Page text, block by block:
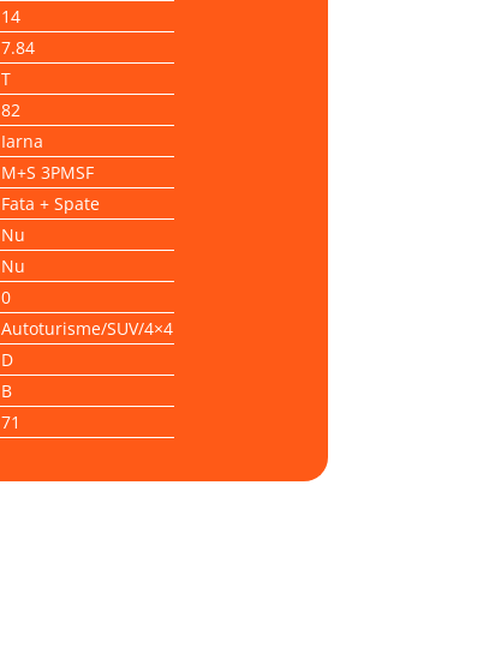
14
7.84
T
82
Iarna
M+S 3PMSF
Fata + Spate
Nu
Nu
0
Autoturisme/SUV/4×4
D
B
71